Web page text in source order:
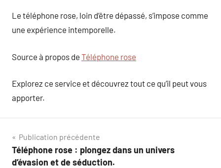
Le téléphone rose, loin d’être dépassé, s’impose comme
une expérience intemporelle.
Source à propos de Téléphone rose
Explorez ce service et découvrez tout ce qu’il peut vous
apporter.
Navigation
de
Publication précédente
Téléphone rose : plongez dans un univers
d’évasion et de séduction.